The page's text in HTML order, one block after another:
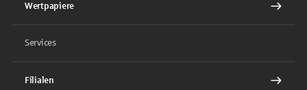
Wertpapiere
Services
Filialen